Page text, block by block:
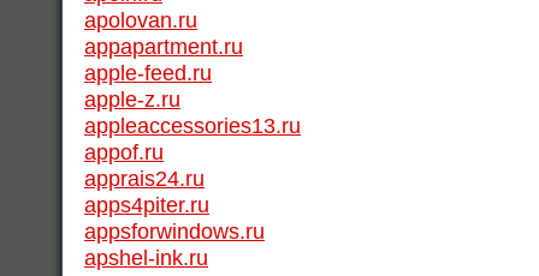
apolovan.ru
appapartment.ru
apple-feed.ru
apple-z.ru
appleaccessories13.ru
appof.ru
apprais24.ru
apps4piter.ru
appsforwindows.ru
apshel-ink.ru